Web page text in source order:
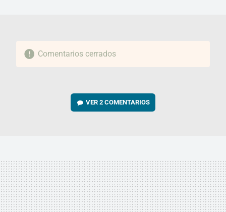
Comentarios cerrados
VER2 COMENTARIOS